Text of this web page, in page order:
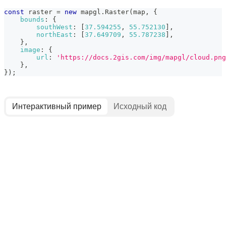
const raster = new mapgl . Raster( map ,
{
bounds :
{
southWest : 37.594255 , 55.752130
,
northEast : 37.649709 , 55.787238
,
} ,
image :
{
url :
'https://docs.2gis.com/img/mapgl/
} ,
} ) ;
Интерактивный пример Исходный код